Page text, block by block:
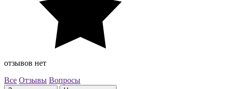
отзывов нет
Все Отзывы Вопросы